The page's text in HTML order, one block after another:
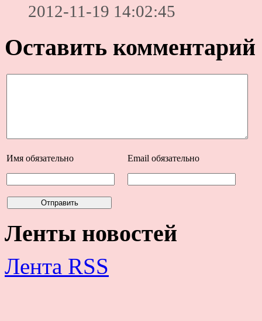
2012-11-19 14:02:45
Оставить комментарий
Имя обязательно Email обязательно
Ленты новостей
Лента RSS